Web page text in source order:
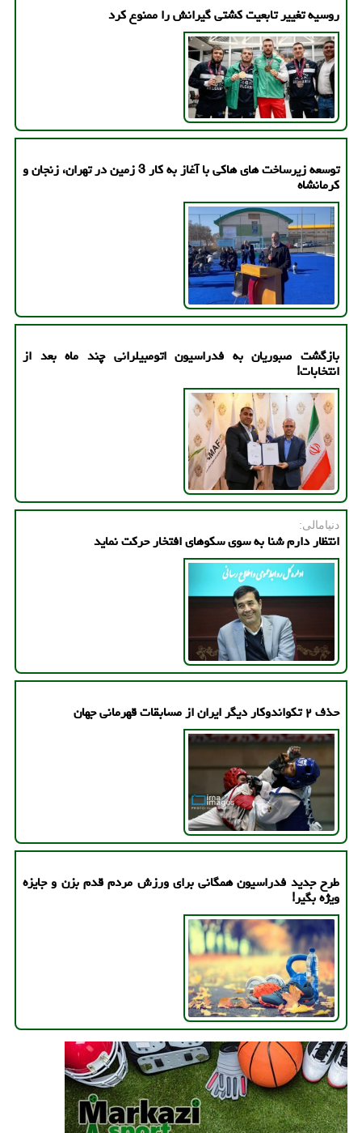
روسیه تغییر تابعیت کشتی گیرانش را ممنوع کرد
توسعه زیرساخت های هاکی با آغاز به کار 3 زمین در تهران، زنجان و
کرمانشاه
بازگشت صبوریان به فدراسیون اتومبیلرانی چند ماه بعد از
انتخابات!
دنیامالی:
انتظار دارم شنا به سوی سکوهای افتخار حرکت نماید
حذف ۲ تکواندوکار دیگر ایران از مسابقات قهرمانی جهان
طرح جدید فدراسیون همگانی برای ورزش مردم قدم بزن و جایزه
ویژه بگیر!